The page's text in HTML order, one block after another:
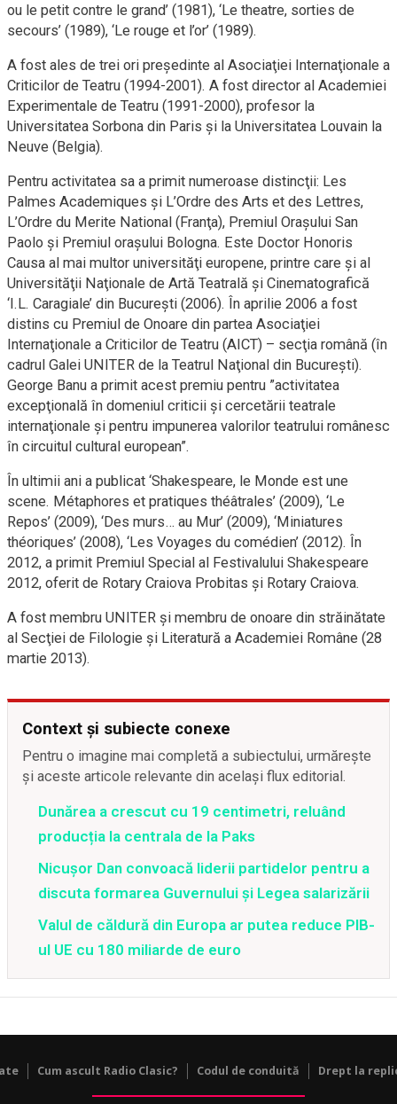
ou le petit contre le grand’ (1981), ‘Le theatre, sorties de
secours’ (1989), ‘Le rouge et l’or’ (1989).
A fost ales de trei ori preşedinte al Asociaţiei Internaţionale a
Criticilor de Teatru (1994-2001). A fost director al Academiei
Experimentale de Teatru (1991-2000), profesor la
Universitatea Sorbona din Paris şi la Universitatea Louvain la
Neuve (Belgia).
Pentru activitatea sa a primit numeroase distincţii: Les
Palmes Academiques şi L’Ordre des Arts et des Lettres,
L’Ordre du Merite National (Franţa), Premiul Oraşului San
Paolo şi Premiul oraşului Bologna. Este Doctor Honoris
Causa al mai multor universităţi europene, printre care şi al
Universităţii Naţionale de Artă Teatrală şi Cinematografică
‘I.L. Caragiale’ din Bucureşti (2006). În aprilie 2006 a fost
distins cu Premiul de Onoare din partea Asociaţiei
Internaţionale a Criticilor de Teatru (AICT) – secţia română (în
cadrul Galei UNITER de la Teatrul Naţional din Bucureşti).
George Banu a primit acest premiu pentru ”activitatea
excepţională în domeniul criticii şi cercetării teatrale
internaţionale şi pentru impunerea valorilor teatrului românesc
în circuitul cultural european”.
În ultimii ani a publicat ‘Shakespeare, le Monde est une
scene. Métaphores et pratiques théâtrales’ (2009), ‘Le
Repos’ (2009), ‘Des murs… au Mur’ (2009), ‘Miniatures
théoriques’ (2008), ‘Les Voyages du comédien’ (2012). În
2012, a primit Premiul Special al Festivalului Shakespeare
2012, oferit de Rotary Craiova Probitas şi Rotary Craiova.
A fost membru UNITER şi membru de onoare din străinătate
al Secţiei de Filologie şi Literatură a Academiei Române (28
martie 2013).
Context și subiecte conexe
Pentru o imagine mai completă a subiectului, urmărește
și aceste articole relevante din același flux editorial.
Dunărea a crescut cu 19 centimetri, reluând
producția la centrala de la Paks
Nicușor Dan convoacă liderii partidelor pentru a
discuta formarea Guvernului și Legea salarizării
Valul de căldură din Europa ar putea reduce PIB-
ul UE cu 180 miliarde de euro
Cum ascult Radio Clasic? Codul de conduită Drept la